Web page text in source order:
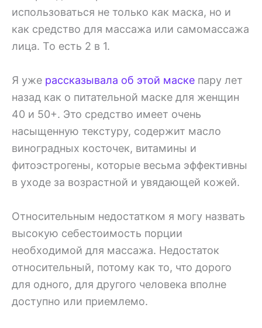
использоваться не только как маска, но и
как средство для массажа или самомассажа
лица. То есть 2 в 1.
Я уже рассказывала об этой маске пару лет
назад как о питательной маске для женщин
40 и 50+. Это средство имеет очень
насыщенную текстуру, содержит масло
виноградных косточек, витамины и
фитоэстрогены, которые весьма эффективны
в уходе за возрастной и увядающей кожей.
Относительным недостатком я могу назвать
высокую себестоимость порции
необходимой для массажа. Недостаток
относительный, потому как то, что дорого
для одного, для другого человека вполне
доступно или приемлемо.